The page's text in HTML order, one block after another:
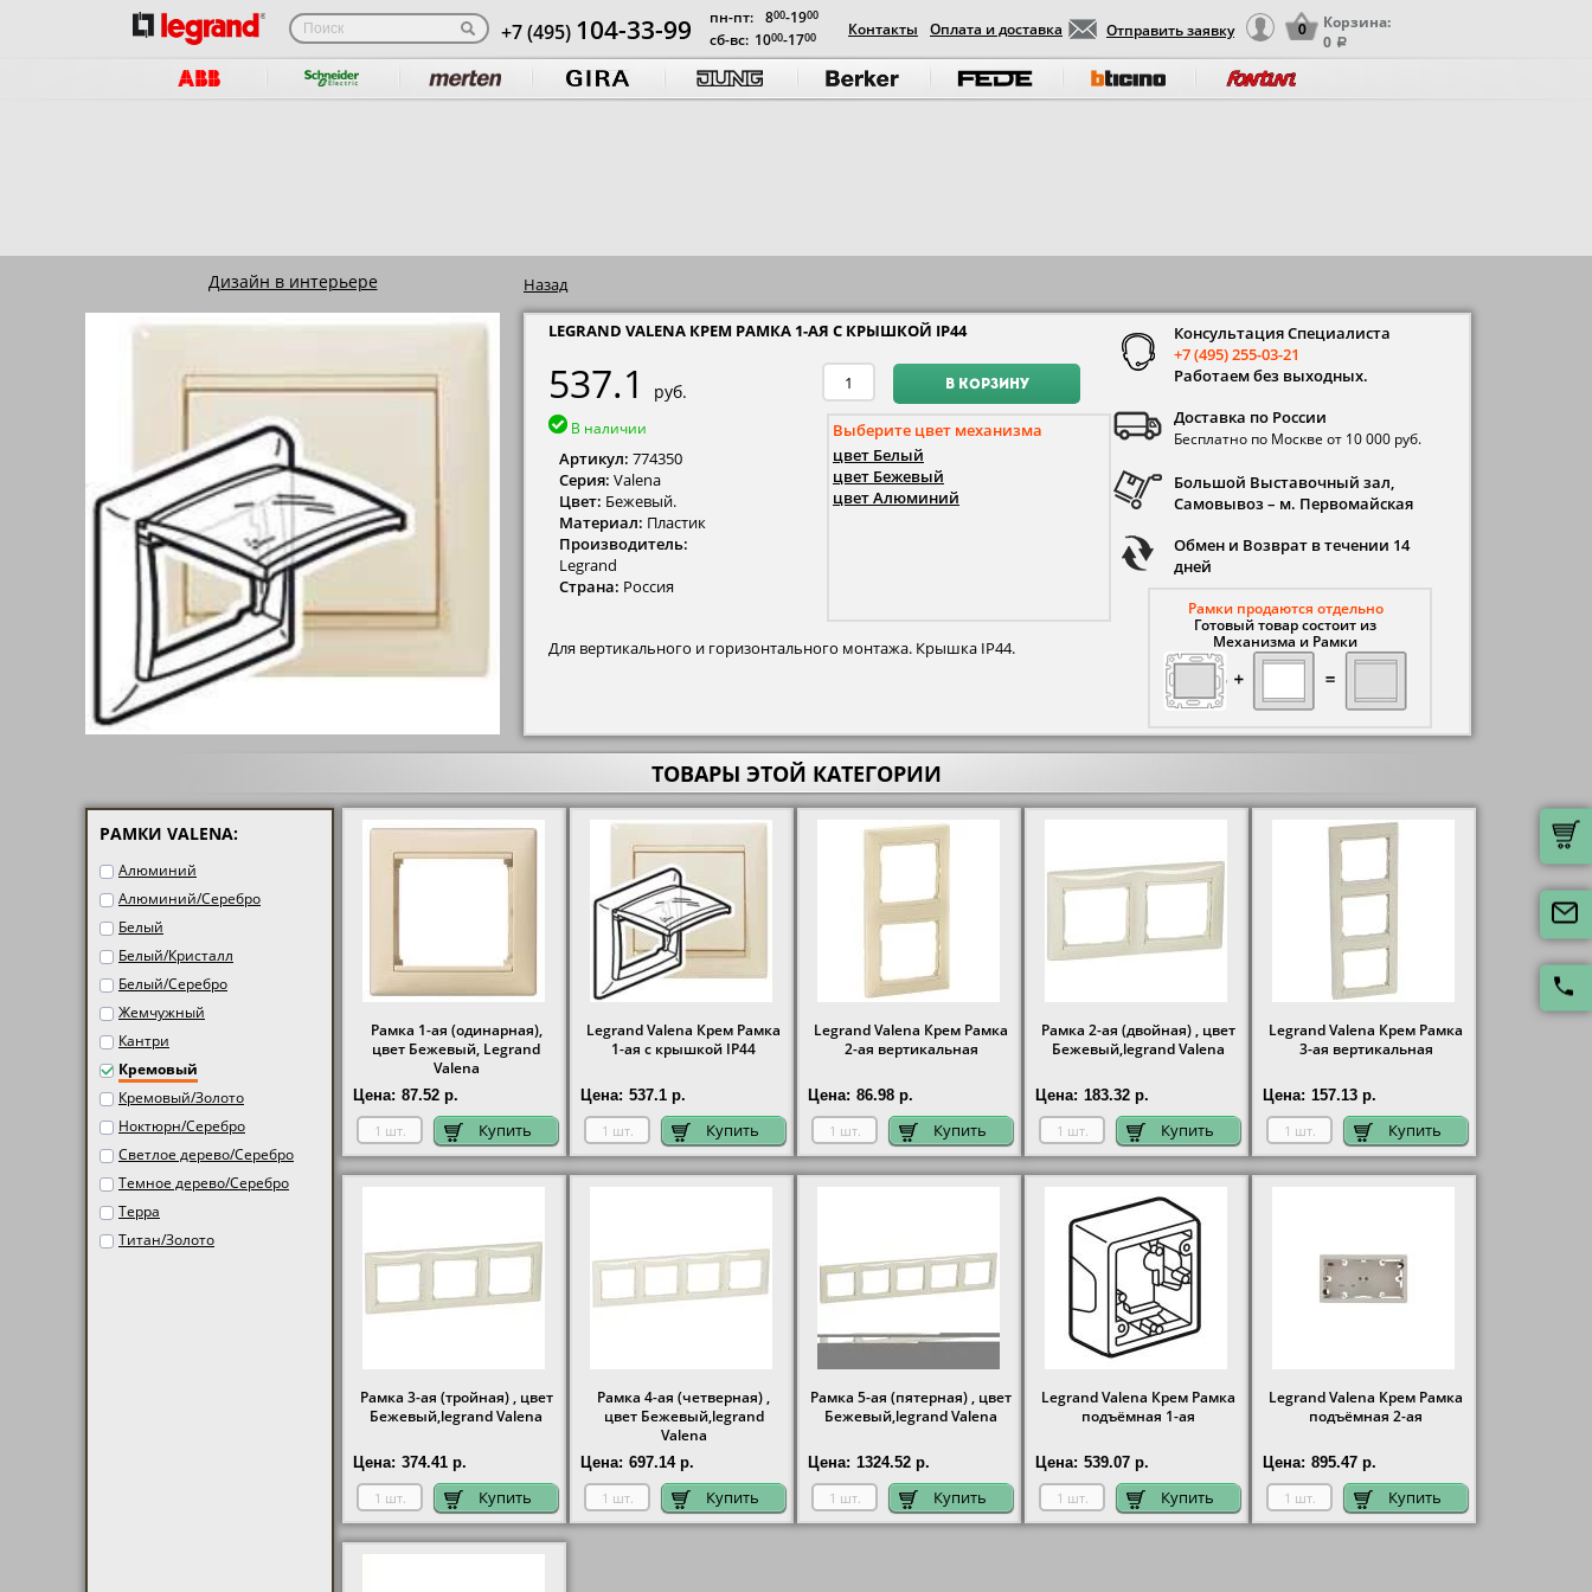
+7 (495) 104-33-99 пн-пт: 800-1900
сб-вс: 1000-1700 Контакты Оплата и доставка Отправить заявку 0
Корзина:
0 a
Дизайн в интерьере Назад
LEGRAND VALENA КРЕМ РАМКА 1-АЯ С КРЫШКОЙ IP44
537.1 руб. В КОРЗИНУ
В наличии
Выберите цвет механизма
цвет Белый
цвет Бежевый
цвет Алюминий
Артикул: 774350
Серия: Valena
Цвет: Бежевый.
Материал: Пластик
Производитель:
Legrand
Страна: Россия
Для вертикального и горизонтального монтажа. Крышка IP44.
Консультация Специалиста
+7 (495) 255-03-21
Работаем без выходных.
Доставка по России
Бесплатно по Москве от 10 000 руб.
Большой Выставочный зал,
Самовывоз – м. Первомайская
Обмен и Возврат в течении 14
дней
Рамки продаются отдельно
Готовый товар состоит из
Механизма и Рамки
ТОВАРЫ ЭТОЙ КАТЕГОРИИ
РАМКИ VALENA:
Алюминий
Алюминий/Серебро
Белый
Белый/Кристалл
Белый/Серебро
Жемчужный
Кантри
Кремовый
Кремовый/Золото
Ноктюрн/Серебро
Светлое дерево/Серебро
Темное дерево/Серебро
Терра
Титан/Золото
Рамка 1-ая (одинарная),
цвет Бежевый, Legrand
Valena
Цена: 87.52 р.
Купить
Legrand Valena Крем Рамка
1-ая с крышкой IP44
Цена: 537.1 р.
Купить
Legrand Valena Крем Рамка
2-ая вертикальная
Цена: 86.98 р.
Купить
Рамка 2-ая (двойная) , цвет
Бежевый,legrand Valena
Цена: 183.32 р.
Купить
Legrand Valena Крем Рамка
3-ая вертикальная
Цена: 157.13 р.
Купить
Рамка 3-ая (тройная) , цвет
Бежевый,legrand Valena
Цена: 374.41 р.
Купить
Рамка 4-ая (четверная) ,
цвет Бежевый,legrand
Valena
Цена: 697.14 р.
Купить
Рамка 5-ая (пятерная) , цвет
Бежевый,legrand Valena
Цена: 1324.52 р.
Купить
Legrand Valena Крем Рамка
подъёмная 1-ая
Цена: 539.07 р.
Купить
Legrand Valena Крем Рамка
подъёмная 2-ая
Цена: 895.47 р.
Купить